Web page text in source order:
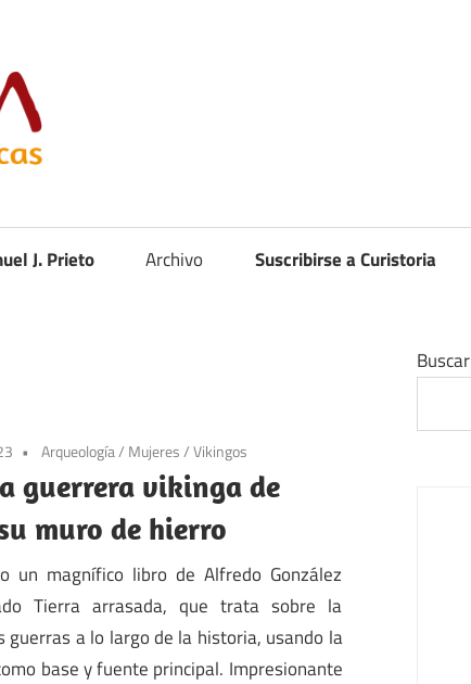
J. Prieto Archivo Suscribirse a Curistoria
Arqueología/ Mujeres/Vikingos
guerrera vikinga de
muro de hierro
un magnífico libro de Alfredo González
Tierra arrasada, que trata sobre la
guerras a lo largo de la historia, usando la
base y fuente principal. Impresionante
Buscar